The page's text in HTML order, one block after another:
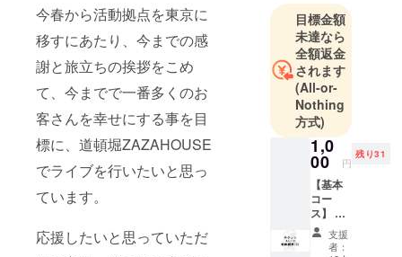
今春から活動拠点を東京に
移すにあたり、今までの感
謝と旅立ちの挨拶をこめ
て、今までで一番多くのお
客さんを幸せにする事を目
標に、 道頓堀ZAZAHOUSE
でライブを行いたいと思っ
ています。
応援したいと思っていただ
目標金額
未達なら
全額返金
されます
(All-or-
Nothing
方式)
1,0
00 円
残り31
【基本
コー
ス】 ・
十九人
単独ラ
支援
者：